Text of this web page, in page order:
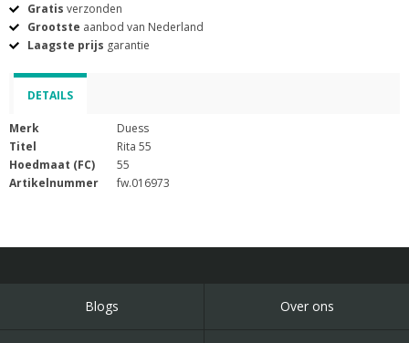
Gratis verzonden
Grootste aanbod van Nederland
Laagste prijs garantie
DETAILS
Merk
Duess
Titel
Rita 55
Hoedmaat (FC)
55
Artikelnummer
fw.016973
Blogs Over ons